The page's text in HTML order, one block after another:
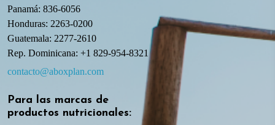
Panamá: 836-6056
Honduras: 2263-0200
Guatemala: 2277-2610
Rep. Dominicana: +1 829-954-8321
contacto@aboxplan.com
Para las marcas de
productos nutricionales: